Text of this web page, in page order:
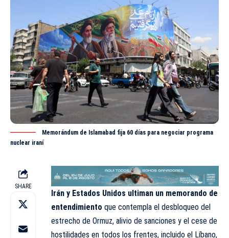
Memorándum de Islamabad fija 60 días para negociar programa
nuclear iraní
SHARE
Irán y Estados Unidos ultiman un memorando de
entendimiento que contempla el desbloqueo del
estrecho de Ormuz, alivio de sanciones y el cese de
hostilidades en todos los frentes, incluido el Líbano,